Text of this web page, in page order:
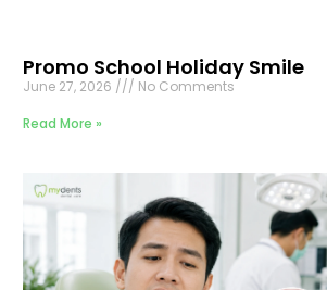
Promo School Holiday Smile
June 27, 2026
No Comments
Read More »